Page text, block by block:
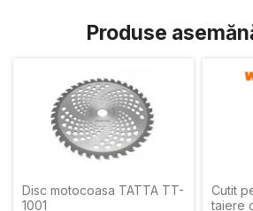
Produse
Disc motocoasa TATTA TT-
1001
Cutit
taiere